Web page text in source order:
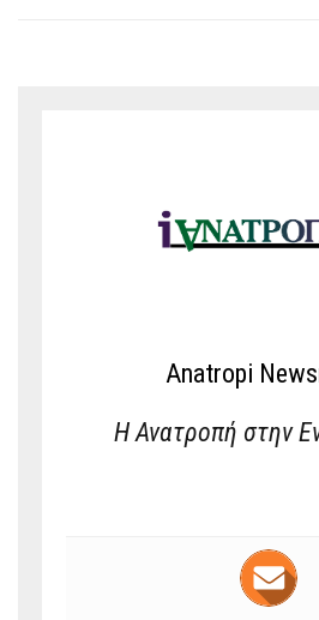
Anatropi
Η Ανατροπή στην